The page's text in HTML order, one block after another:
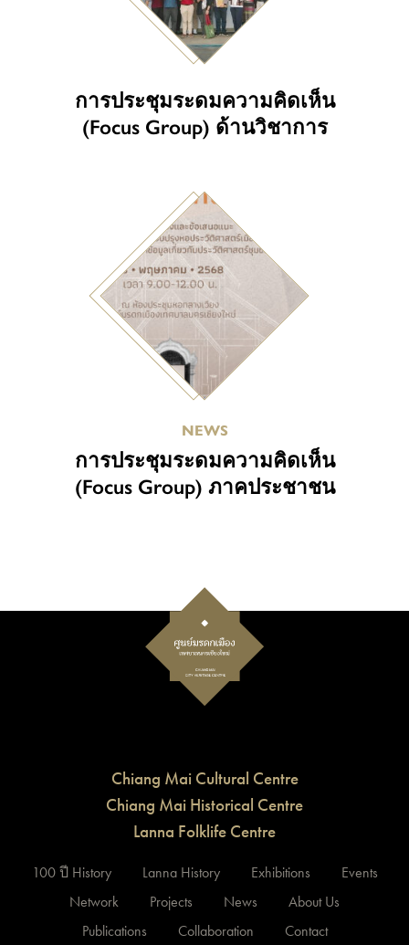
การประชุมระดมความคิดเห็น
(Focus Group) ด้านวิชาการ
NEWS
การประชุมระดมความคิดเห็น
(Focus Group) ภาคประชาชน
Chiang Mai Cultural Centre
Chiang Mai Historical Centre
Lanna Folklife Centre
100 ปี History Lanna History Exhibitions
Events
Network
Projects News
About Us
Publications
Collaboration Contact